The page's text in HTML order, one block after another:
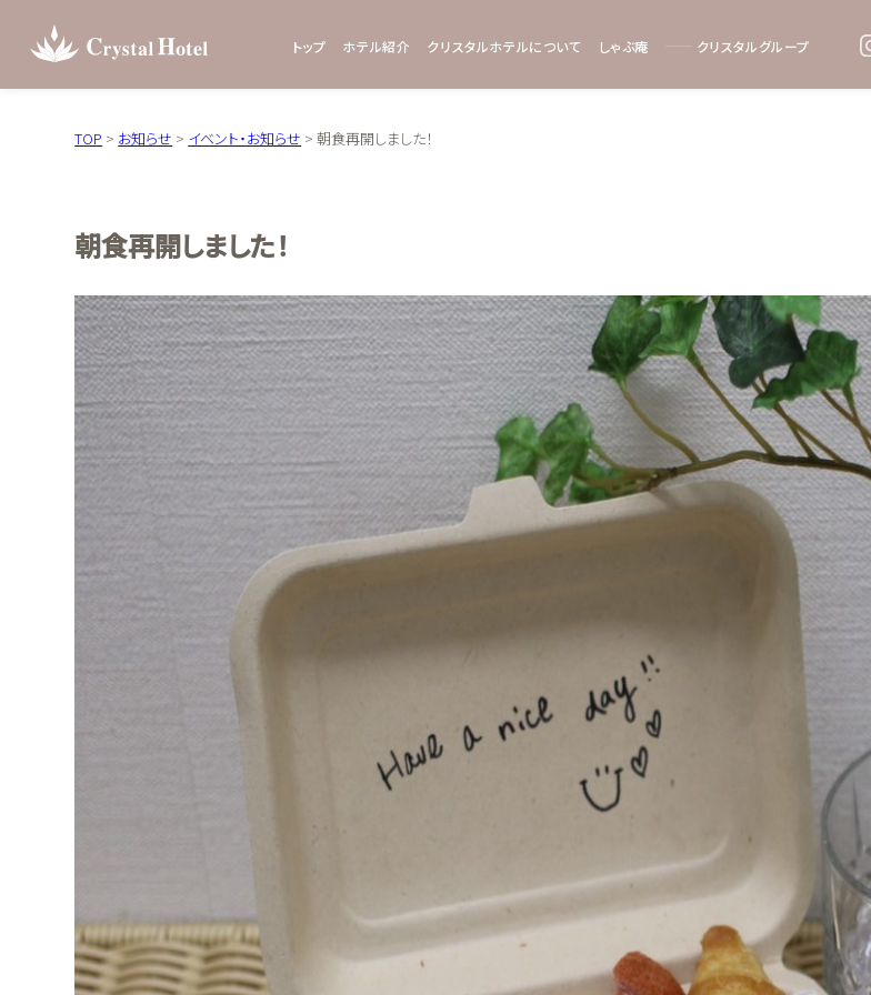
トップ ホテル紹介 クリスタルホテルについて しゃぶ庵 クリスタルグループ
TOP > お知らせ > イベント・お知らせ >朝食再開しました！
朝食再開しました！